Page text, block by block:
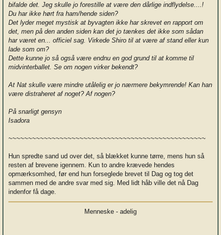
bifalde det. Jeg skulle jo forestille at være den dårlige indflydelse....!
Du har ikke hørt fra ham/hende siden?
Det lyder meget mystisk at byvagten ikke har skrevet en rapport om
det, men på den anden siden kan det jo tænkes det ikke som sådan
har været en... officiel sag. Virkede Shiro til at være af stand eller kun
lade som om?
Dette kunne jo så også være endnu en god grund til at komme til
midvinterballet. Se om nogen virker bekendt?
At Nat skulle være mindre utålelig er jo nærmere bekymrende! Kan han
være distraheret af noget? Af nogen?
På snarligt gensyn
Isadora
~~~~~~~~~~~~~~~~~~~~~~~~~~~~~~~~~~~~~~~~~~~~~~~~~~
Hun spredte sand ud over det, så blækket kunne tørre, mens hun så
resten af brevene igennem. Kun to andre krævede hendes
opmærksomhed, før end hun forseglede brevet til Dag og tog det
sammen med de andre svar med sig. Med lidt håb ville det nå Dag
indenfor få dage.
Menneske - adelig